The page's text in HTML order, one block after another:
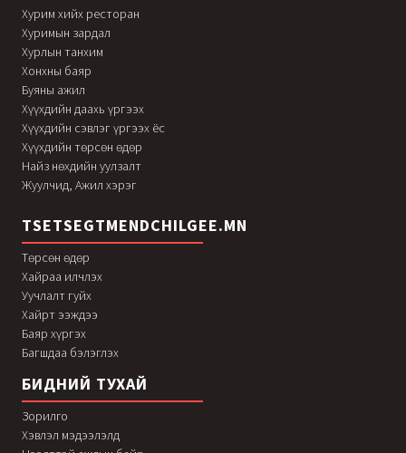
Хурим хийх ресторан
Хуримын зардал
Хурлын танхим
Хонхны баяр
Буяны ажил
Хүүхдийн даахь үргээх
Хүүхдийн сэвлэг үргээх ёс
Хүүхдийн төрсөн өдөр
Найз нөхдийн уулзалт
Жуулчид, Ажил хэрэг
TSETSEGTMENDCHILGEE.MN
Төрсөн өдөр
Хайраа илчлэх
Уучлалт гуйх
Хайрт ээждээ
Баяр хүргэх
Багшдаа бэлэглэх
БИДНИЙ ТУХАЙ
Зорилго
Хэвлэл мэдээлэлд